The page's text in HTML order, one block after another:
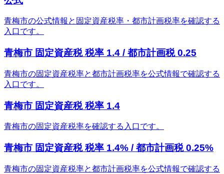
青梅市の公式情報と固定資産税率・都市計画税率を確認する
入口です。
青梅市 固定資産税 税率 1.4 / 都市計画税 0.25
青梅市の固定資産税率と都市計画税率を公式情報で確認する
入口です。
青梅市 固定資産税 税率 1.4
青梅市の固定資産税率を確認する入口です。
青梅市 固定資産税 税率 1.4% / 都市計画税 0.25%
青梅市の固定資産税率と都市計画税率を公式情報で確認する